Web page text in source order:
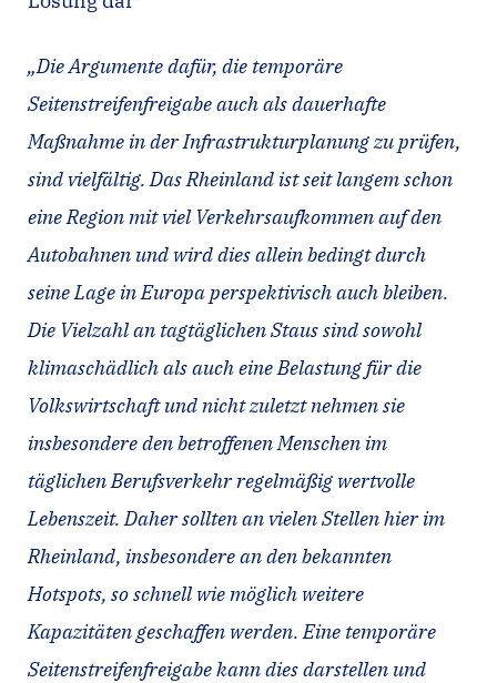
„Die Argumente dafür, die temporäre
Seitenstreifenfreigabe auch als dauerhafte
Maßnahme in der Infrastrukturplanung zu prüfen,
sind vielfältig. Das Rheinland ist seit langem schon
eine Region mit viel Verkehrsaufkommen auf den
Autobahnen und wird dies allein bedingt durch
seine Lage in Europa perspektivisch auch bleiben.
Die Vielzahl an tagtäglichen Staus sind sowohl
klimaschädlich als auch eine Belastung für die
Volkswirtschaft und nicht zuletzt nehmen sie
insbesondere den betroffenen Menschen im
täglichen Berufsverkehr regelmäßig wertvolle
Lebenszeit. Daher sollten an vielen Stellen hier im
Rheinland, insbesondere an den bekannten
Hotspots, so schnell wie möglich weitere
Kapazitäten geschaffen werden. Eine temporäre
Seitenstreifenfreigabe kann dies darstellen und